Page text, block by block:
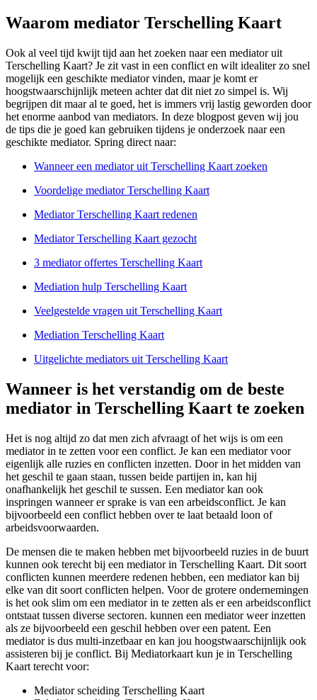
Waarom mediator Terschelling Kaart
Ook al veel tijd kwijt tijd aan het zoeken naar een mediator uit
Terschelling Kaart? Je zit vast in een conflict en wilt idealiter zo snel
mogelijk een geschikte mediator vinden, maar je komt er
hoogstwaarschijnlijk meteen achter dat dit niet zo simpel is. Wij
begrijpen dit maar al te goed, het is immers vrij lastig geworden door
het enorme aanbod van mediators. In deze blogpost geven wij jou
de tips die je goed kan gebruiken tijdens je onderzoek naar een
geschikte mediator. Spring direct naar:
Wanneer een mediator uit Terschelling Kaart zoeken
Voordelige mediator Terschelling Kaart
Mediator Terschelling Kaart redenen
Mediator Terschelling Kaart gezocht
3 mediator offertes Terschelling Kaart
Mediation hulp Terschelling Kaart
Veelgestelde vragen uit Terschelling Kaart
Mediation Terschelling Kaart
Uitgelichte mediators uit Terschelling Kaart
Wanneer is het verstandig om de beste
mediator in Terschelling Kaart te zoeken
Het is nog altijd zo dat men zich afvraagt of het wijs is om een
mediator in te zetten voor een conflict. Je kan een mediator voor
eigenlijk alle ruzies en conflicten inzetten. Door in het midden van
het geschil te gaan staan, tussen beide partijen in, kan hij
onafhankelijk het geschil te sussen. Een mediator kan ook
inspringen wanneer er sprake is van een arbeidsconflict. Je kan
bijvoorbeeld een conflict hebben over te laat betaald loon of
arbeidsvoorwaarden.
De mensen die te maken hebben met bijvoorbeeld ruzies in de buurt
kunnen ook terecht bij een mediator in Terschelling Kaart. Dit soort
conflicten kunnen meerdere redenen hebben, een mediator kan bij
elke van dit soort conflicten helpen. Voor de grotere ondernemingen
is het ook slim om een mediator in te zetten als er een arbeidsconflict
ontstaat tussen diverse sectoren. kunnen een mediator weer inzetten
als ze bijvoorbeeld een geschil hebben over een patent. Een
mediator is dus multi-inzetbaar en kan jou hoogstwaarschijnlijk ook
assisteren bij je conflict. Bij Mediatorkaart kun je in Terschelling
Kaart terecht voor:
Mediator scheiding Terschelling Kaart